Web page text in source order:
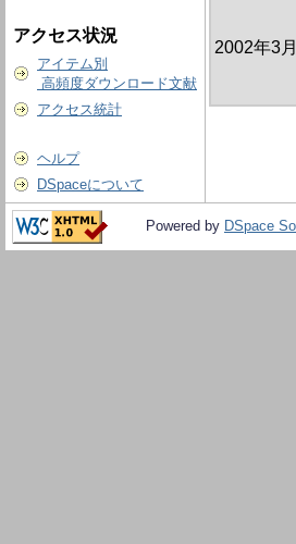
アクセス状況
アイテム別
高頻度ダウンロード文献
アクセス統計
ヘルプ
DSpaceについて
2002年3
Powered by DSpace